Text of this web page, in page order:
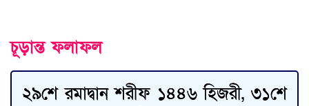
চূড়ান্ত ফলাফল
২৯শে রমাদ্বান শরীফ ১৪৪৬ হিজরী, ৩১শে